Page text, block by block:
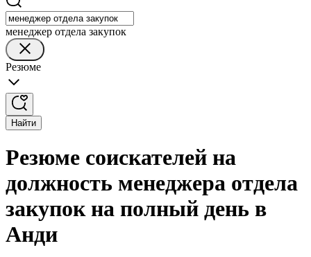
менеджер отдела закупок
Резюме
Найти
Резюме соискателей на
должность менеджера отдела
закупок на полный день в
Анди